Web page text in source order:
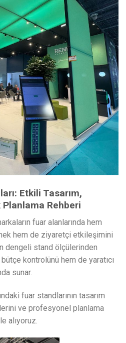
Etkili Tasarım,
Rehberi
fuar alanlarında hem
hem de ziyaretçi etkileşimini
dengeli stand ölçülerinden
kontrolünü hem de yaratıcı
sunar.
fuar standlarının tasarım
ve profesyonel planlama
alıyoruz.